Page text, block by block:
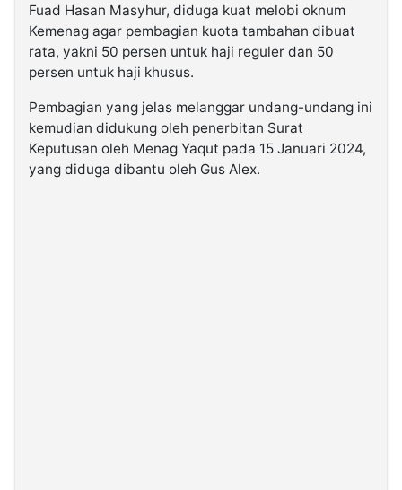
Fuad Hasan Masyhur, diduga kuat melobi oknum
Kemenag agar pembagian kuota tambahan dibuat
rata, yakni 50 persen untuk haji reguler dan 50
persen untuk haji khusus.
Pembagian yang jelas melanggar undang-undang ini
kemudian didukung oleh penerbitan Surat
Keputusan oleh Menag Yaqut pada 15 Januari 2024,
yang diduga dibantu oleh Gus Alex.